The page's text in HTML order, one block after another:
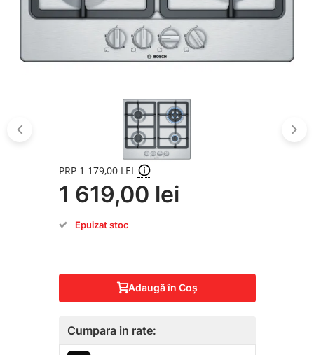
PRP 1 179,00 LEI
1 619,00 lei
Epuizat stoc
Adaugă în Coş
Cumpara in rate: